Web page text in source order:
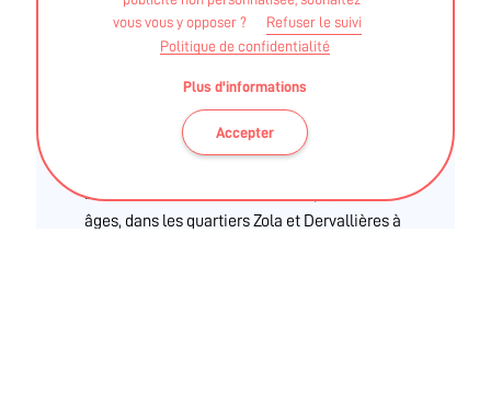
vous vous y opposer ?
Refuser le suivi
Politique de confidentialité
Plus d'informations
Accepter
Autre - MASTER 2 - Activité physique adaptée et
Association qui a pour objet de promouvoir
bien dans sa tête et dans son corps, à tous les
âges, dans les quartiers Zola et Dervallières à